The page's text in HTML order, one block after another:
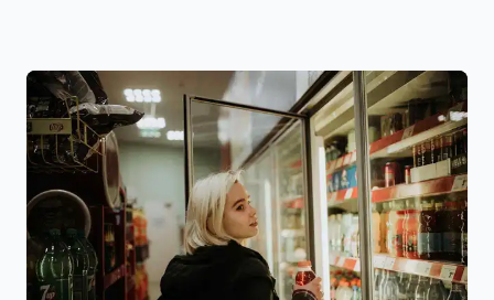
定、時效的計算方式，以及如何避免您的權利因時
效而無法主張，幫助您在日常生活中更好地保護自
身權益。